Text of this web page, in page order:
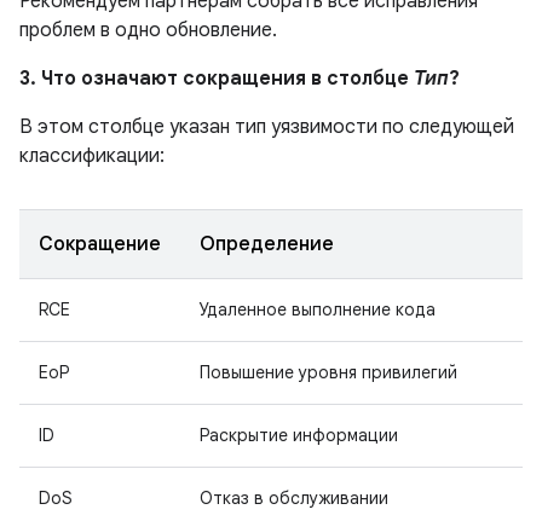
проблем в одно обновление.
3. Что означают сокращения в столбце Тип?
В этом столбце указан тип уязвимости по следующей
классификации:
Сокращение Определение
RCE Удаленное выполнение кода
EoP Повышение уровня привилегий
ID Раскрытие информации
DoS Отказ в обслуживании